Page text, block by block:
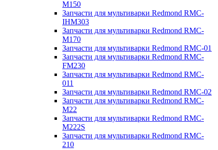
M150
Запчасти для мультиварки Redmond RMC-
IHM303
Запчасти для мультиварки Redmond RMC-
M170
Запчасти для мультиварки Redmond RMC-01
Запчасти для мультиварки Redmond RMC-
FM230
Запчасти для мультиварки Redmond RMC-
011
Запчасти для мультиварки Redmond RMC-02
Запчасти для мультиварки Redmond RMC-
M22
Запчасти для мультиварки Redmond RMC-
M222S
Запчасти для мультиварки Redmond RMC-
210